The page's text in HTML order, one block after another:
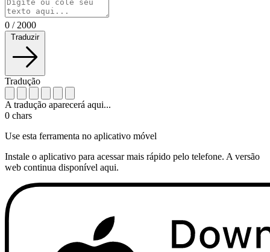
0 / 2000
Traduzir
Tradução
A tradução aparecerá aqui...
0 chars
Use esta ferramenta no aplicativo móvel
Instale o aplicativo para acessar mais rápido pelo telefone. A versão
web continua disponível aqui.